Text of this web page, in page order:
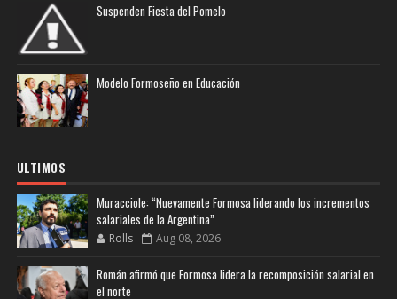
Suspenden Fiesta del Pomelo
Modelo Formoseño en Educación
ULTIMOS
Muracciole: “Nuevamente Formosa liderando los incrementos
salariales de la Argentina”
Rolls Aug 08, 2026
Román afirmó que Formosa lidera la recomposición salarial en
el norte